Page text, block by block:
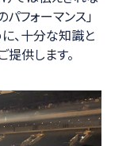
パフォーマンス」
、十分な知識と
提供します。